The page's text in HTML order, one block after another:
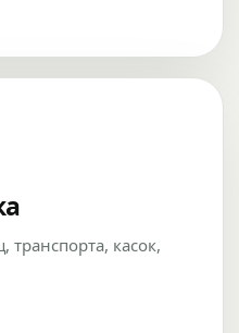
транспорта, касок,